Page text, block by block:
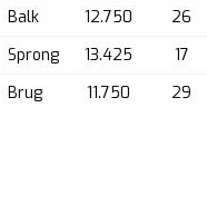
Balk 12.750
26
Sprong 13.425
17
Brug 11.750 29